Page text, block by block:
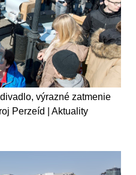
výrazné zatmenie
Perzeíd | Aktuality